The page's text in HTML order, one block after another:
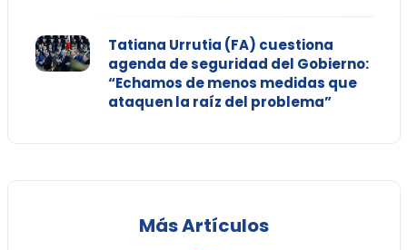
Tatiana Urrutia (FA) cuestiona
agenda de seguridad del Gobierno:
“Echamos de menos medidas que
ataquen la raíz del problema”
Más Artículos